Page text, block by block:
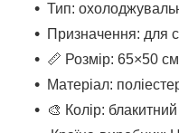
Тип:
Призначення: для
📏 Розмір: 65×50 см
Матеріал:
🎨 Колір: блакитний